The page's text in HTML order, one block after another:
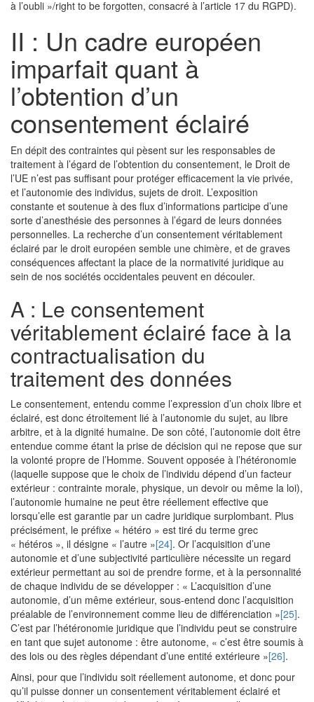
à l’oubli »/right to be forgotten, consacré à l’article 17 du RGPD).
II : Un cadre européen
imparfait quant à
l’obtention d’un
consentement éclairé
En dépit des contraintes qui pèsent sur les responsables de
traitement à l’égard de l’obtention du consentement, le Droit de
l’UE n’est pas suffisant pour protéger efficacement la vie privée,
et l’autonomie des individus, sujets de droit. L’exposition
constante et soutenue à des flux d’informations participe d’une
sorte d’anesthésie des personnes à l’égard de leurs données
personnelles. La recherche d’un consentement véritablement
éclairé par le droit européen semble une chimère, et de graves
conséquences affectant la place de la normativité juridique au
sein de nos sociétés occidentales peuvent en découler.
A : Le consentement
véritablement éclairé face à la
contractualisation du
traitement des données
Le consentement, entendu comme l’expression d’un choix libre et
éclairé, est donc étroitement lié à l’autonomie du sujet, au libre
arbitre, et à la dignité humaine. De son côté, l’autonomie doit être
entendue comme étant la prise de décision qui ne repose que sur
la volonté propre de l’Homme. Souvent opposée à l’hétéronomie
(laquelle suppose que le choix de l’individu dépend d’un facteur
extérieur : contrainte morale, physique, un devoir ou même la loi),
l’autonomie humaine ne peut être réellement effective que
lorsqu’elle est garantie par un cadre juridique surplombant. Plus
précisément, le préfixe « hétéro » est tiré du terme grec
« hétéros », il désigne « l’autre »[24]. Or l’acquisition d’une
autonomie et d’une subjectivité particulière nécessite un regard
extérieur permettant au soi de prendre forme, et à la personnalité
de chaque individu de se développer : « L’acquisition d’une
autonomie, d’un même extérieur, sous-entend donc l’acquisition
préalable de l’environnement comme lieu de différenciation »[25].
C’est par l’hétéronomie juridique que l’individu peut se construire
en tant que sujet autonome : être autonome, « c’est être soumis à
des lois ou des règles dépendant d’une entité extérieure »[26].
Ainsi, pour que l’individu soit réellement autonome, et donc pour
qu’il puisse donner un consentement véritablement éclairé et